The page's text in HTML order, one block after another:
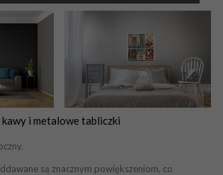
i metalowe tabliczki
są znacznym powiększeniom, co